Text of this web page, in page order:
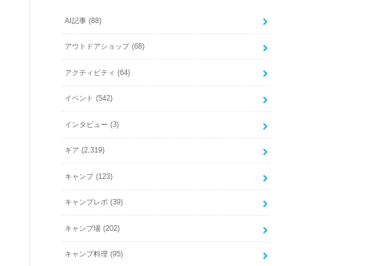
AI記事 (88)
アウトドアショップ (68)
アクティビティ (64)
イベント (542)
インタビュー (3)
ギア (2,319)
キャンプ (123)
キャンプレポ (39)
キャンプ場 (202)
キャンプ料理 (95)